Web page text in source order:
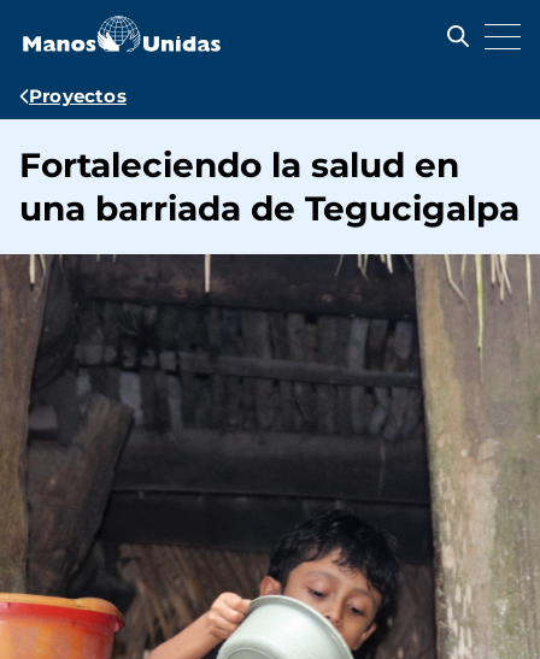
contenido
Ruta
navegación
Proyectos
Fortaleciendo la salud en
una barriada de Tegucigalpa